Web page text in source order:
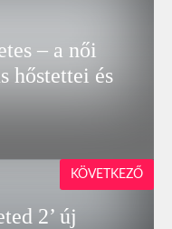
– a női
hőstettei és
2’ új
KÖVETKEZŐ